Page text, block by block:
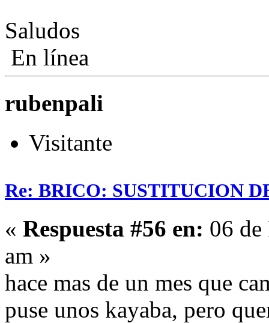
Saludos
En línea
rubenpali
Visitante
Re: BRICO: SUSTITUCION
« Respuesta #56 en: 06
am »
hace mas de un mes que
puse unos kayaba, pero